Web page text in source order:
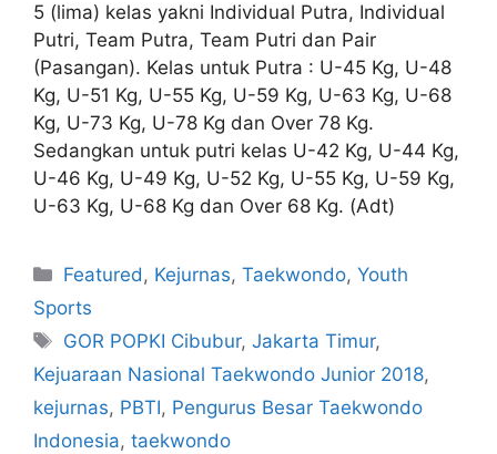
5 (lima) kelas yakni Individual Putra, Individual
Putri, Team Putra, Team Putri dan Pair
(Pasangan). Kelas untuk Putra : U-45 Kg, U-48
Kg, U-51 Kg, U-55 Kg, U-59 Kg, U-63 Kg, U-68
Kg, U-73 Kg, U-78 Kg dan Over 78 Kg.
Sedangkan untuk putri kelas U-42 Kg, U-44 Kg,
U-46 Kg, U-49 Kg, U-52 Kg, U-55 Kg, U-59 Kg,
U-63 Kg, U-68 Kg dan Over 68 Kg. (Adt)
Featured, Kejurnas,Taekwondo,Youth
Sports
GOR POPKI Cibubur,Jakarta Timur,
Kejuaraan Nasional Taekwondo Junior 2018,
kejurnas, PBTI, Pengurus Besar Taekwondo
Indonesia, taekwondo